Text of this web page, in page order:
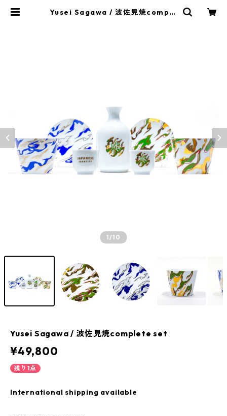
Yusei Sagawa / 波佐見焼comple
1/10
Yusei Sagawa / 波佐見焼complete set
¥49,800
残り1点
International shipping available